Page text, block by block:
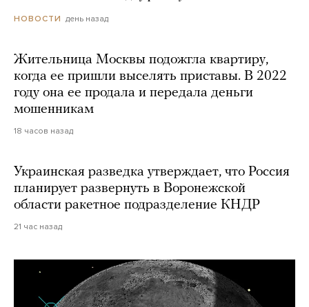
НОВОСТИ день назад
Жительница Москвы подожгла квартиру,
когда ее пришли выселять приставы. В 2022
году она ее продала и передала деньги
мошенникам
18 часов назад
Украинская разведка утверждает, что Россия
планирует развернуть в Воронежской
области ракетное подразделение КНДР
21 час назад